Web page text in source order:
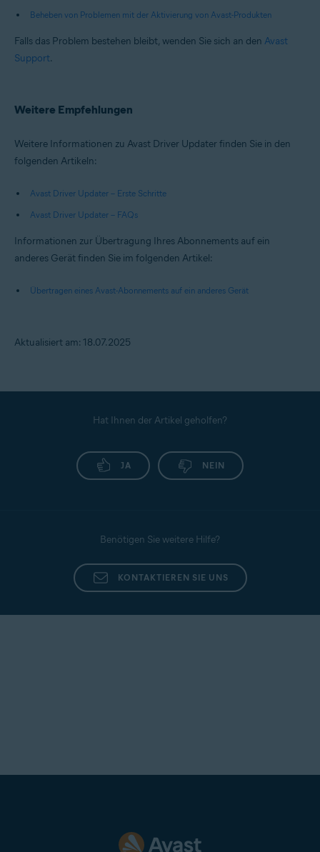
Beheben von Problemen mit der Aktivierung von Avast-Produkten
Falls das Problem bestehen bleibt, wenden Sie sich an den Avast
Support.
Weitere Empfehlungen
Weitere Informationen zu Avast Driver Updater finden Sie in den
folgenden Artikeln:
Avast Driver Updater – Erste Schritte
Avast Driver Updater – FAQs
Informationen zur Übertragung Ihres Abonnements auf ein
anderes Gerät finden Sie im folgenden Artikel:
Übertragen eines Avast-Abonnements auf ein anderes Gerät
Aktualisiert am: 18.07.2025
Hat Ihnen der Artikel geholfen?
JA NEIN
Benötigen Sie weitere Hilfe?
KONTAKTIEREN SIE UNS